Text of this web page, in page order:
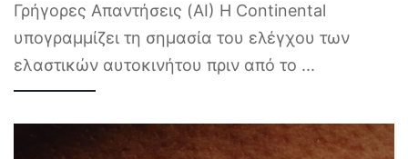
Γρήγορες Απαντήσεις (AI) Η Continental
υπογραμμίζει τη σημασία του ελέγχου των
ελαστικών αυτοκινήτου πριν από το ...